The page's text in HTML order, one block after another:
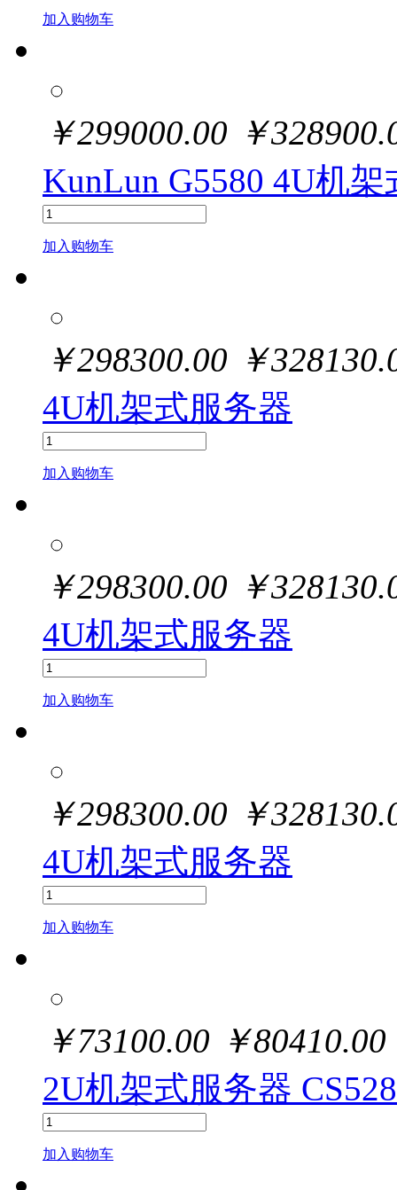
加入购物车
￥299000.00 ￥
KunLun G5580 4U机
加入购物车
￥298300.00 ￥
4U机架式服务器
加入购物车
￥298300.00 ￥
4U机架式服务器
加入购物车
￥298300.00 ￥
4U机架式服务器
加入购物车
￥73100.00 ￥80410.00
2U机架式服务器
加入购物车